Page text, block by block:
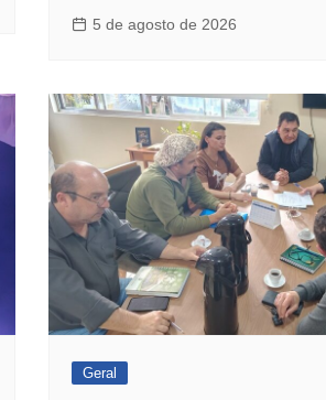
5 de agosto de 2026
Geral